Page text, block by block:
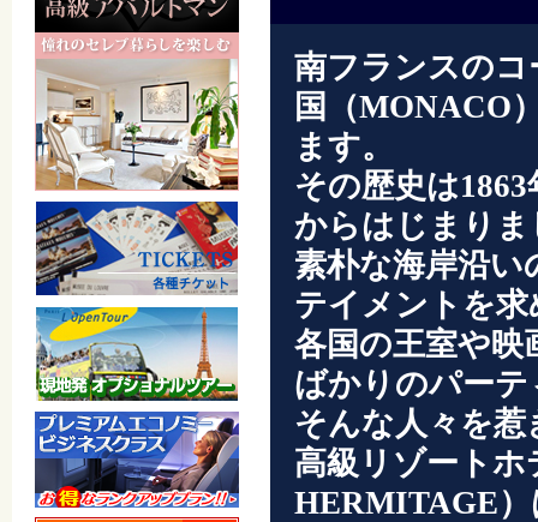
南フランスの
国（MONACO
ます。
その歴史は
からはじまりま
素朴な海岸沿
テイメントを
各国の王室や映
ばかりのパーテ
そんな人々を
高級リゾート
HERMITAGE）